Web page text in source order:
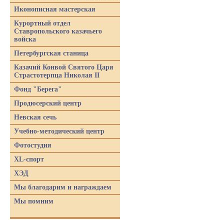
Иконописная мастерская
Курортный отдел
Ставропольского казачьего
войска
Петербургская станица
Казачий Конвой Святого Царя
Страстотерпца Николая II
Фонд "Берега"
Продюсерский центр
Невская сечь
Учебно-методический центр
Фотостудия
XL-спорт
ХЭД
Мы благодарим и награждаем
Мы помним